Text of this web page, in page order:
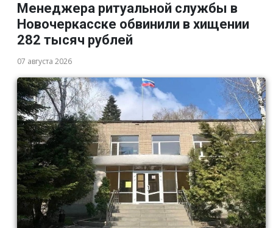
Менеджера ритуальной службы в
Новочеркасске обвинили в хищении
282 тысяч рублей
07 августа 2026